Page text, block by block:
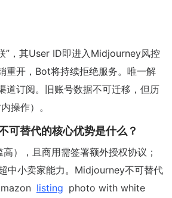
”，其User ID即进入Midjourney风控
重开，Bot将持续拒绝服务。唯一解
订阅。旧账号数据不可迁移，但历
操作）。
替代的核心优势是什么？
），且商用需签署额外授权协议；
中小卖家能力。Midjourney不可替代
listing photo with white